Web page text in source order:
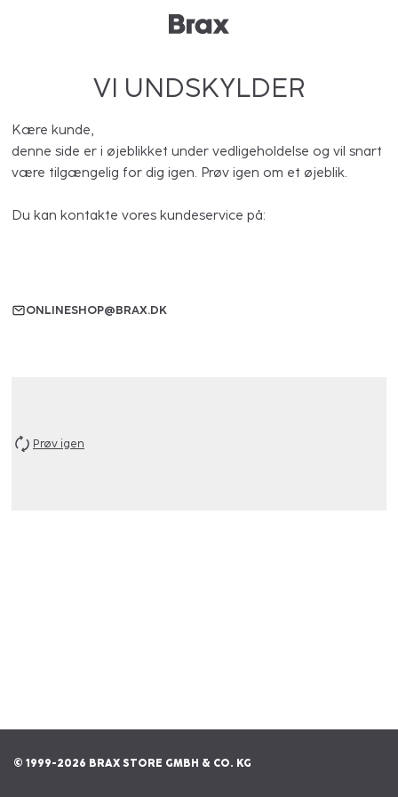
VI UNDSKYLDER
Kære kunde,
denne side er i øjeblikket under vedligeholdelse og vil snart
være tilgængelig for dig igen. Prøv igen om et øjeblik.
Du kan kontakte vores kundeservice på:
ONLINESHOP@BRAX.DK
Prøv igen
© 1999-2026 BRAX STORE GMBH & CO. KG